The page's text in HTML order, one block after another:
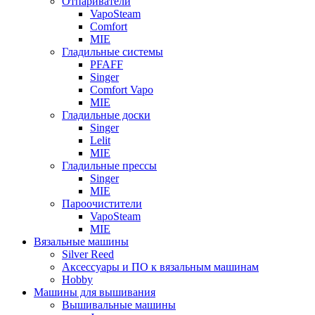
VapoSteam
Comfort
MIE
Гладильные системы
PFAFF
Singer
Comfort Vapo
MIE
Гладильные доски
Singer
Lelit
MIE
Гладильные прессы
Singer
MIE
Пароочистители
VapoSteam
MIE
Вязальные машины
Silver Reed
Аксессуары и ПО к вязальным машинам
Hobby
Машины для вышивания
Вышивальные машины